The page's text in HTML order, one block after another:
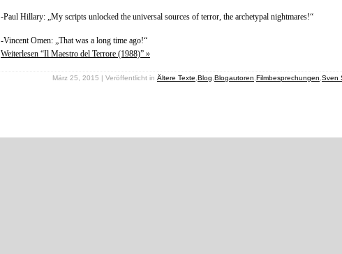
-Paul Hillary: „My scripts unlocked the universal sources of terror, the archetypal nightmares!“
-Vincent Omen: „That was a long time ago!“
Weiterlesen “Il Maestro del Terrore (1988)” »
März 25, 2015 | Veröffentlicht in Ältere Texte Blog Blogautoren Filmbesprechungen Sven